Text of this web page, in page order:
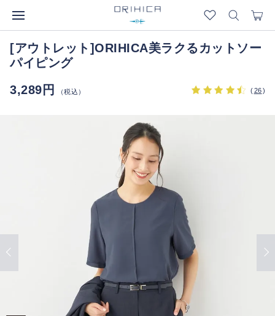
[アウトレット]ORIHICA美ラクるカットソー
パイピング
3,289円
（税込） (26)